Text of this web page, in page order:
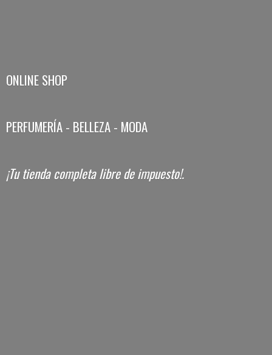
ONLINE SHOP
PERFUMERÍA - BELLEZA - MODA
¡Tu tienda completa librede impuesto!.